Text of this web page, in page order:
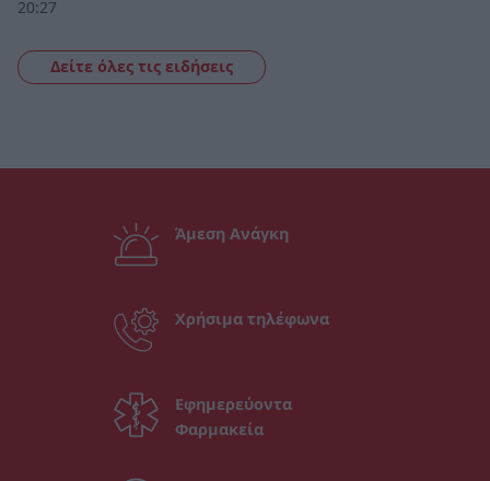
20:27
Δείτε όλες τις ειδήσεις
Άμεση Ανάγκη
Χρήσιμα τηλέφωνα
Εφημερεύοντα
Φαρμακεία